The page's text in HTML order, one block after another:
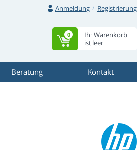
Anmeldung Registrierung
Ihr Warenkorb
ist leer
0
Beratung Kontakt